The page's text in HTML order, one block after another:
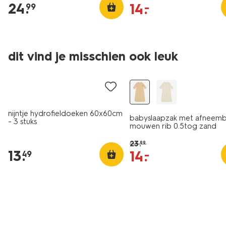
24.
99 14.
–
dit vind je misschien ook leuk
3 stuks
nijntje hydrofieldoeken 60x60cm
- 3 stuks
13.
49
sale
babyslaapzak met
mouwen rib 0.5tog zand
23.99
14.
–